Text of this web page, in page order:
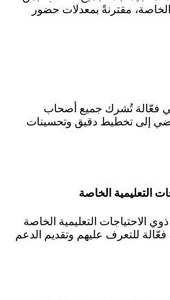
الخاصة، مقترنةً بمعدلات حضور
فعّالة تُشرك جميع أصحاب
إلى تخطيط دقيق وتحسينات
التعليمية الخاصة
الاحتياجات التعليمية الخاصة
فعّالة للتعرف عليهم وتقديم الدعم